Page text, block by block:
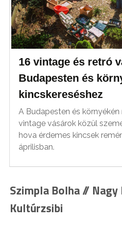
16 vintage és retró
Budapesten és
kincskereséshez
A Budapesten és
vintage vásárok közül
hova érdemes kincsek
áprilisban.
Szimpla Bolha // Nagy
Kultúrzsibi